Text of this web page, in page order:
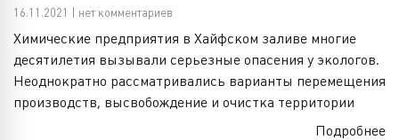
16.11.2021 | нет комментариев
Химические предприятия в Хайфском заливе многие
десятилетия вызывали серьезные опасения у экологов.
Неоднократно рассматривались варианты перемещения
производств, высвобождение и очистка территории
Подробнее